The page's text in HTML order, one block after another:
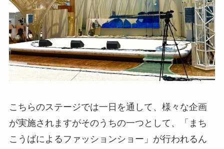
こちらのステージでは一日を通して、様々な企画
が実施されますがそのうちの一つとして、「まち
こうばによるファッションショー」が行われるん